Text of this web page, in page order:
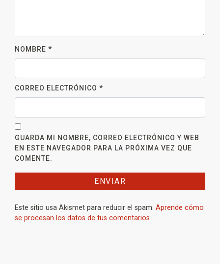
NOMBRE *
CORREO ELECTRÓNICO *
GUARDA MI NOMBRE, CORREO ELECTRÓNICO Y WEB
EN ESTE NAVEGADOR PARA LA PRÓXIMA VEZ QUE
COMENTE.
Este sitio usa Akismet para reducir el spam. Aprende cómo
se procesan los datos de tus comentarios.